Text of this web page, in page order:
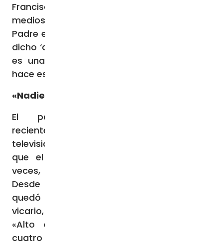
Francisco, sino porque – como explica a los
medios vaticanos – «sólo él, sólo el Santo
Padre entre los poderosos de esta tierra ha
dicho ‘alto el fuego’, ha dicho que la guerra
es una derrota para todos. Sólo el Papa
hace estos llamamientos…».
«Nadie escucha…»
El padre Faltas había hablado
recientemente en el programa dominical de
televisión
que el Papa, como ha aludido muchas
veces, es uno de los telespectadores.
Desde la pantalla del televisor, Francisco
quedó impactado por las palabras del
vicario, que compartió en mundovisión.
«Alto el fuego», repitió ayer Francisco
cuatro veces.